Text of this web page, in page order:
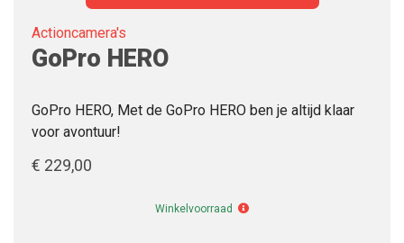
Actioncamera's
GoPro HERO
GoPro HERO, Met de GoPro HERO ben je altijd klaar
voor avontuur!
€ 229,00
Winkelvoorraad Winkelvoorraad